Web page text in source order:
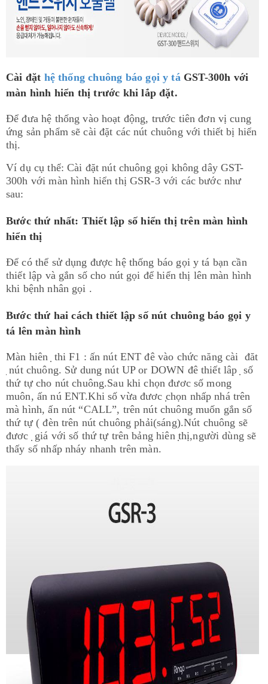
Cài đặt hệ thống chuông báo gọi y tá GST-300h với
màn hình hiển thị trước khi lắp đặt.
Để đưa hệ thống vào hoạt động, trước tiên đơn vị cung
ứng sản phẩm sẽ cài đặt các nút chuông với thiết bị hiển
thị.
Ví dụ cụ thể: Cài đặt nút chuông gọi không dây GST-
300h với màn hình hiển thị GSR-3 với các bước như
sau:
Bước thứ nhất: Thiết lập số hiển thị trên màn hình
hiển thị
Để có thể sử dụng được hệ thống báo gọi y tá bạn cần
thiết lập và gắn số cho nút gọi để hiển thị lên màn hình
khi bệnh nhân gọi .
Bước thứ hai cách thiết lập số nút chuông báo gọi y
tá lên màn hình
Màn hiên ̣ thi F1 : ấn nút ENT đê vào chức năng cài đăt
̣ nút chuông. Sử dung nút UP or DOWN đê thiết lâp ̣ số
thứ tự cho nút chuông.Sau khi chọn đươc số mong
muôn, ấn nú ENT.Khi số vừa đươc ̣chọn nhấp nhá trên
mà hình, ấn nút “CALL”, trên nút chuông muốn gắn số
thứ tự ( đèn trên nút chuông phải(sáng).Nút chuông sẽ
đươc ̣ giá với số thứ tự trên bảng hiên ̣thị,người dùng sẽ
thấy số nhấp nháy nhanh trên màn.